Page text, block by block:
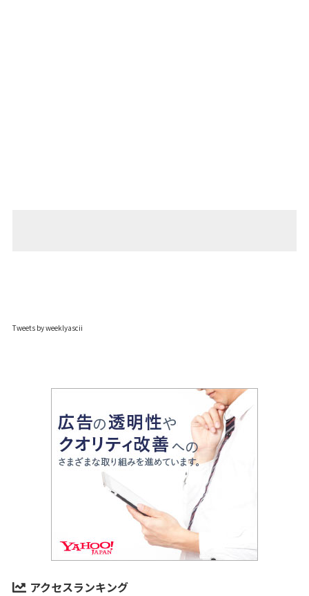
Tweets by weeklyascii
アクセスランキング